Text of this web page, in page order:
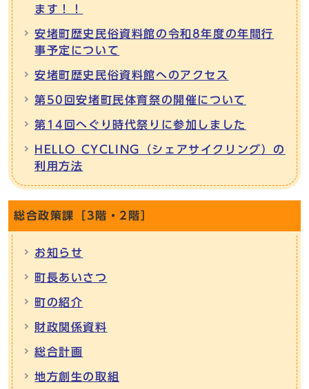
ます！！
安堵町歴史民俗資料館の令和8年度の年間行
事予定について
安堵町歴史民俗資料館へのアクセス
第50回安堵町民体育祭の開催について
第14回へぐり時代祭りに参加しました
HELLO CYCLING（シェアサイクリング）の
利用方法
総合政策課［3階・2階］
お知らせ
町長あいさつ
町の紹介
財政関係資料
総合計画
地方創生の取組